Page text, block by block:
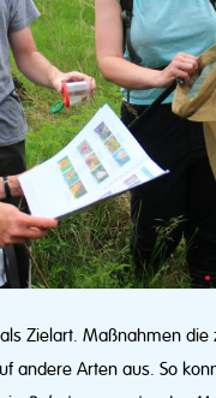
Zielart. Maßnahmen
andere Arten aus. So